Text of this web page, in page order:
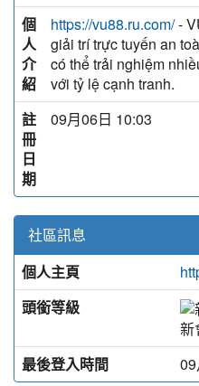
個
人
介
紹
https://vu88.ru.com/-
giải trí trực tuyến an
có thể trải nghiệm
với tỷ lệ cạnh tranh.
註
冊
日
期
09月06日 10:03
社區訊息
個人主頁
頭銜等級
新
最後登入時間